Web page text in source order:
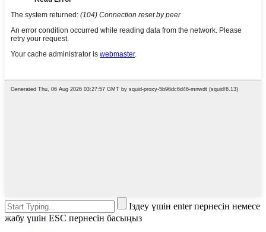
Іздеу үшін enter пернесін немесе
жабу үшін ESC пернесін басыңыз